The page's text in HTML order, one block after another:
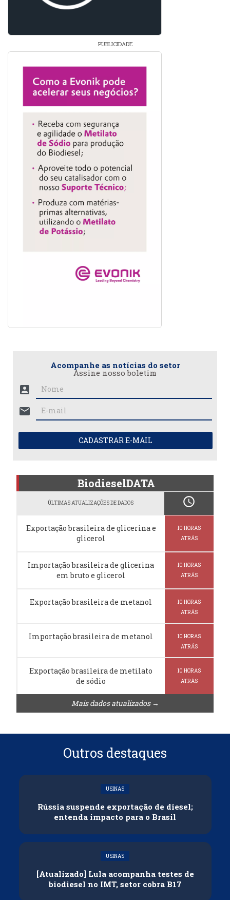
PUBLICIDADE
Acompanhe as notícias do setor
Assine nosso boletim
account_box
mail
CADASTRAR E-MAIL
BiodieselDATA
ÚLTIMAS ATUALIZAÇÕES DE DADOS schedule
Exportação brasileira de glicerina e
glicerol
10 HORAS
ATRÁS
Importação brasileira de glicerina
em bruto e glicerol
10 HORAS
ATRÁS
Exportação brasileira de metanol
10 HORAS
ATRÁS
Importação brasileira de metanol
10 HORAS
ATRÁS
Exportação brasileira de metilato
de sódio
10 HORAS
ATRÁS
Mais dados atualizados →
Outros destaques
USINAS
Rússia suspende exportação de diesel;
entenda impacto para o Brasil
USINAS
[Atualizado] Lula acompanha testes de
biodiesel no IMT, setor cobra B17